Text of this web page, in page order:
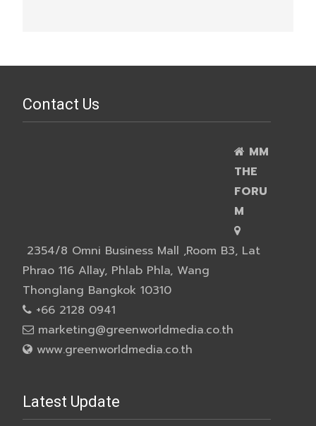
Contact Us
MM
THE
FORU
M
2354/8 Omni Business Mall ,Room B3, Lat
Phrao 116 Allay, Phlab Phla, Wang
Thonglang Bangkok 10310
+66 2128 0941
marketing@greenworldmedia.co.th
www.greenworldmedia.co.th
Latest Update